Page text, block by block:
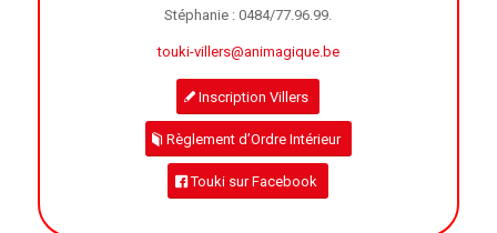
Stéphanie : 0484/77.96.99.
touki-villers@animagique.be
Inscription Villers
Règlement d’Ordre Intérieur
Touki sur Facebook